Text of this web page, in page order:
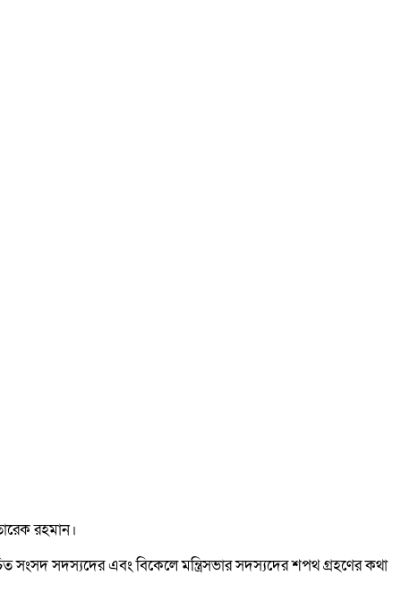
রহমান।
সংসদ সদস্যদের এবং বিকেলে মন্ত্রিসভার সদস্যদের শপথ গ্রহণের কথা